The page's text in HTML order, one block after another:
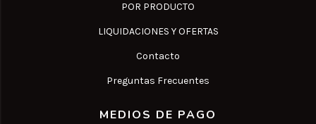
POR PRODUCTO
LIQUIDACIONES Y OFERTAS
Contacto
Preguntas Frecuentes
MEDIOS DE PAGO